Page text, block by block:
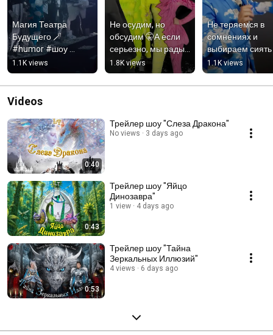
Магия Театра
Будущего 🪄
#humor #шоу
#тренд #театр
#цирк
1.1K views
Не осудим, но
обсудим 🤫А если
серьезно, мы рады
видеть вас в нашем
театре в любом
наряде ❤️
1.8K views
Не теряемся в
сомнениях и
выбираем сиять
для вас✨
#детскийтеатр
#театр #humor
1.1K views
Videos
0:40
Трейлер шоу "Слеза Дракона"
No views 3 days ago
0:43
Трейлер шоу "Яйцо
Динозавра"
1 view 4 days ago
0:53
Трейлер шоу "Тайна
Зеркальных Иллюзий"
4 views 6 days ago